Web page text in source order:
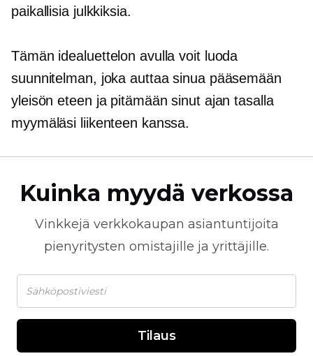
paikallisia julkkiksia.
Tämän idealuettelon avulla voit luoda
suunnitelman, joka auttaa sinua pääsemään
yleisön eteen ja pitämään sinut ajan tasalla
myymäläsi liikenteen kanssa.
Kuinka myydä verkossa
Vinkkejä verkkokaupan asiantuntijoita
pienyritysten omistajille ja yrittäjille.
Tilaus